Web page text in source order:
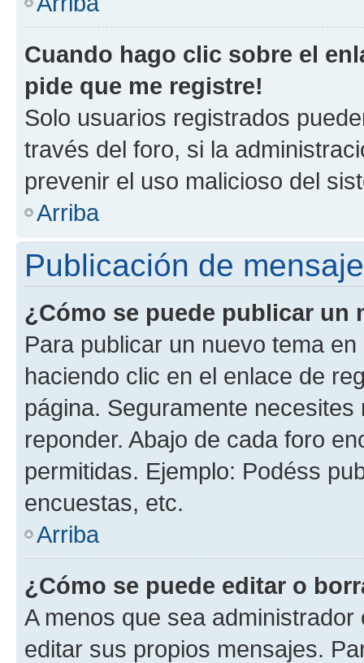
Cuando hago clic sobre el
pide que me registre!
Solo usuarios registrados
través del foro, si la
prevenir el uso malicioso del
Arriba
Publicación de
¿Cómo se puede publicar un
Para publicar un nuevo tema
haciendo clic en el enlace de
página. Seguramente
reponder. Abajo de cada foro
permitidas. Ejemplo: Podéss
encuestas, etc.
Arriba
¿Cómo se puede editar o
A menos que sea
editar sus propios mensajes.